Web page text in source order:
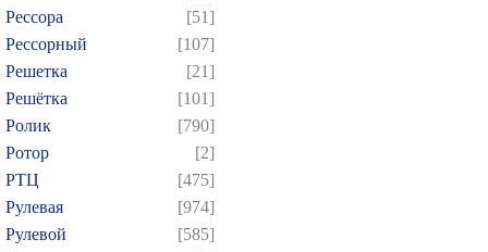
Рессора
[51]
Рессорный
[107]
Решетка
[21]
Решётка
[101]
Ролик
[790]
Ротор
[2]
РТЦ
[475]
Рулевая
[974]
Рулевой
[585]